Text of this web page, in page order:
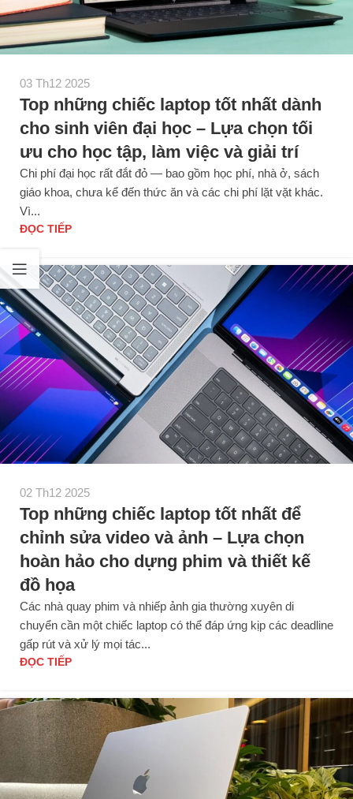
03 Th12 2025
Top những chiếc laptop tốt nhất dành
cho sinh viên đại học – Lựa chọn tối
ưu cho học tập, làm việc và giải trí
Chi phí đại học rất đắt đỏ — bao gồm học phí, nhà ở, sách
giáo khoa, chưa kể đến thức ăn và các chi phí lặt vặt khác.
Vì...
ĐỌC TIẾP
02 Th12 2025
Top những chiếc laptop tốt nhất để
chỉnh sửa video và ảnh – Lựa chọn
hoàn hảo cho dựng phim và thiết kế
đồ họa
Các nhà quay phim và nhiếp ảnh gia thường xuyên di
chuyển cần một chiếc laptop có thể đáp ứng kịp các deadline
gấp rút và xử lý mọi tác...
ĐỌC TIẾP